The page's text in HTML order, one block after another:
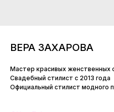
ВЕРА ЗАХАРОВА
Мастер красивых женственных
Свадебный стилист с 2013 года
Официальный стилист модного